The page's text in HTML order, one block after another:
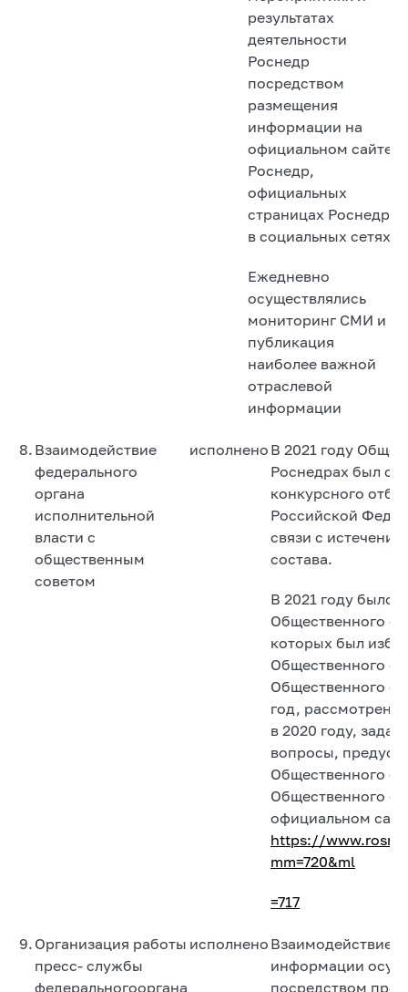
результатах
деятельности
Роснедр
посредством
размещения
информации на
официальном сайте
Роснедр,
официальных
страницах Роснедр
в социальных сетях.
Ежедневно
осуществлялись
мониторинг СМИ и
публикация
наиболее важной
отраслевой
информации
8. Взаимодействие
федерального
органа
исполнительной
власти с
общественным
советом
исполнено В 2021 году
Роснедрах был
конкурсного
Российской
связи с
состава.
В 2021 году было
Общественного
которых был
Общественного
Общественного
год, рассмотрены
в 2020 году,
вопросы,
Общественного
Общественного
официальном
https://
mm=720&ml
=717
9. Организация работы
пресс- службы
федеральногооргана
исполнено Взаимодействие
информации
посредством